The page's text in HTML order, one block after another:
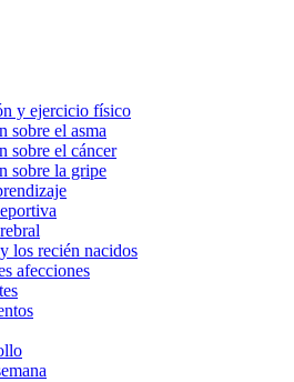
y ejercicio físico
sobre el asma
sobre el cáncer
sobre la gripe
los recién nacidos
afecciones